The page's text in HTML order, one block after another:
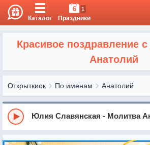
Каталог
6 1
Праздники
Красивое поздравление
Анатолий
Открыткиок По именам Анатолий